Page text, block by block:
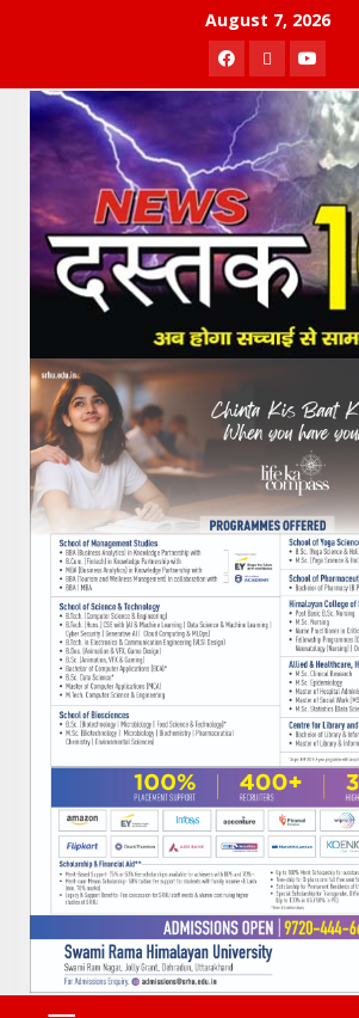
August 7, 2026
Facebook
TwitterYoutube